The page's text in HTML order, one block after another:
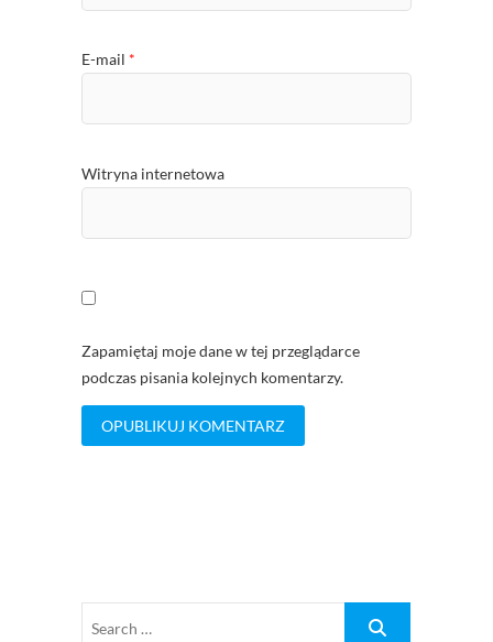
E-mail *
Witryna internetowa
Zapamiętaj moje dane w tej przeglądarce
podczas pisania kolejnych komentarzy.